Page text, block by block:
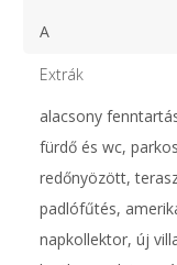
A
Extrák
alacsony
fürdő és wc,
redőnyözött,
padlófűtés,
napkollektor, új